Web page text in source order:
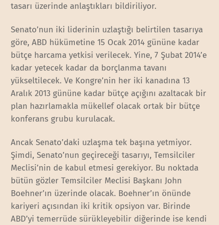
tasarı üzerinde anlaştıkları bildiriliyor.
Senato’nun iki liderinin uzlaştığı belirtilen tasarıya
göre, ABD hükümetine 15 Ocak 2014 gününe kadar
bütçe harcama yetkisi verilecek. Yine, 7 Şubat 2014’e
kadar yetecek kadar da borçlanma tavanı
yükseltilecek. Ve Kongre’nin her iki kanadına 13
Aralık 2013 gününe kadar bütçe açığını azaltacak bir
plan hazırlamakla mükellef olacak ortak bir bütçe
konferans grubu kurulacak.
Ancak Senato’daki uzlaşma tek başına yetmiyor.
Şimdi, Senato’nun geçireceği tasarıyı, Temsilciler
Meclisi’nin de kabul etmesi gerekiyor. Bu noktada
bütün gözler Temsilciler Meclisi Başkanı John
Boehner’ın üzerinde olacak. Boehner’ın önünde
kariyeri açısından iki kritik opsiyon var. Birinde
ABD’yi temerrüde sürükleyebilir diğerinde ise kendi